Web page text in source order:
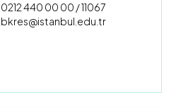
0212 440 00 00 / 11067
bkres@istanbul.edu.tr